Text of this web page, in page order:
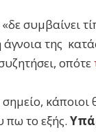
συμβαίνει
άγνοια της
οπότε
πω το εξής.